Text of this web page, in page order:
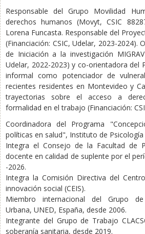
Responsable del Grupo Movilidad
derechos humanos (Movyt, CSIC
Lorena Funcasta. Responsable del
(Financiación: CSIC, Udelar, 2023-2024).
de Iniciación a la investigación
Udelar, 2022-2023) y co-orientadora del
informal como potenciador de
recientes residentes en Montevideo y
trayectorias sobre el acceso a
formalidad en el trabajo (Financiación:
Coordinadora del Programa
políticas en salud", Instituto de Psicología
Integra el Consejo de la Facultad de
docente en calidad de suplente por el
-2026.
Integra la Comisión Directiva del
innovación social (CEIS).
Miembro internacional del Grupo de
Urbana, UNED, España, desde 2006.
Integrante del Grupo de Trabajo
soberanía sanitaria, desde 2019.